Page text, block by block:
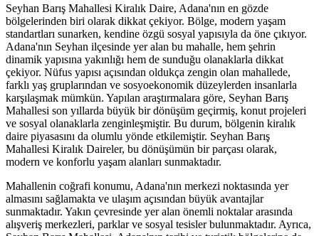
Seyhan Barış Mahallesi Kiralık Daire, Adana'nın en gözde
bölgelerinden biri olarak dikkat çekiyor. Bölge, modern yaşam
standartları sunarken, kendine özgü sosyal yapısıyla da öne çıkıyor.
Adana'nın Seyhan ilçesinde yer alan bu mahalle, hem şehrin
dinamik yapısına yakınlığı hem de sunduğu olanaklarla dikkat
çekiyor. Nüfus yapısı açısından oldukça zengin olan mahallede,
farklı yaş gruplarından ve sosyoekonomik düzeylerden insanlarla
karşılaşmak mümkün. Yapılan araştırmalara göre, Seyhan Barış
Mahallesi son yıllarda büyük bir dönüşüm geçirmiş, konut projeleri
ve sosyal olanaklarla zenginleşmiştir. Bu durum, bölgenin kiralık
daire piyasasını da olumlu yönde etkilemiştir. Seyhan Barış
Mahallesi Kiralık Daireler, bu dönüşümün bir parçası olarak,
modern ve konforlu yaşam alanları sunmaktadır.
Mahallenin coğrafi konumu, Adana'nın merkezi noktasında yer
almasını sağlamakta ve ulaşım açısından büyük avantajlar
sunmaktadır. Yakın çevresinde yer alan önemli noktalar arasında
alışveriş merkezleri, parklar ve sosyal tesisler bulunmaktadır. Ayrıca,